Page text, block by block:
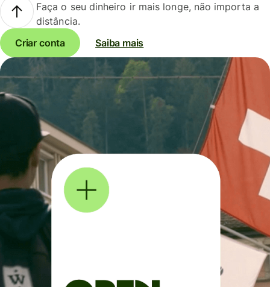
Faça o seu dinheiro ir mais longe, não importa a
distância.
Criar conta
Saiba mais